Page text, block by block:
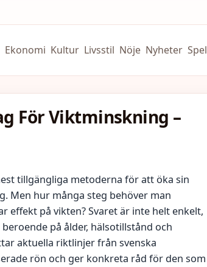
Ekonomi Kultur Livsstil Nöje Nyheter Spel
För Viktminskning –
tillgängliga metoderna för att öka sin
Men hur många steg behöver man
effekt på vikten? Svaret är inte helt enkelt,
på ålder, hälsotillstånd och
aktuella riktlinjer från svenska
rön och ger konkreta råd för den som